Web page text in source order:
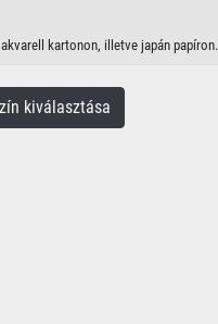
kartonon, illetve japán papíron.
kiválasztása